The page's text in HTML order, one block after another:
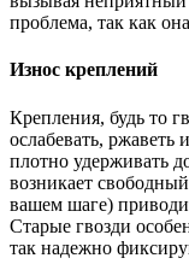
проблема, так как
Износ креплений
Крепления, будь то
ослабевать, ржаветь
плотно удерживать
возникает
вашем шаге)
Старые гвозди
так надежно